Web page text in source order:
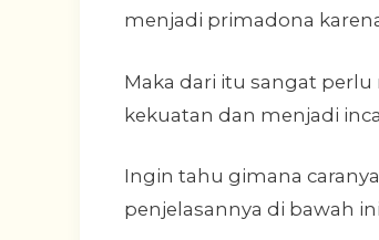
menjadi primadona
Maka dari itu sangat
kekuatan dan menjadi
Ingin tahu gimana
penjelasannya di bawah